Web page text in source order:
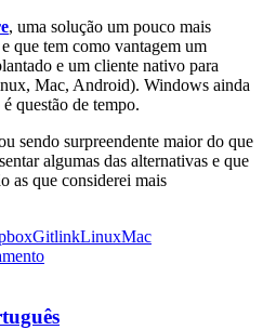
, uma solução um pouco mais
que tem como vantagem um
e um cliente nativo para
Mac, Android). Windows ainda
questão de tempo.
sendo surpreendente maior do que
algumas das alternativas e que
as que considerei mais
GitlinkLinuxMac